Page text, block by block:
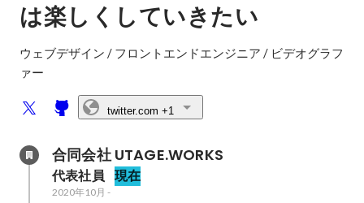
は楽しくしていきたい
ウェブデザイン / フロントエンドエンジニア / ビデオグラフ
ァー
twitter.com +1
合同会社 UTAGE.WORKS
代表社員 現在
2020年10月 -